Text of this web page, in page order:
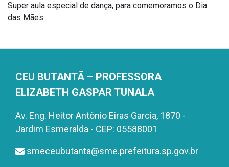
Super aula especial de dança, para comemoramos o Dia
das Mães.
CEU BUTANTÃ – PROFESSORA
ELIZABETH GASPAR TUNALA
Av. Eng. Heitor Antônio Eiras Garcia, 1870 -
Jardim Esmeralda - CEP: 05588001
smeceubutanta@sme.prefeitura.sp.gov.br